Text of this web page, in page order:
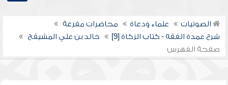
الصوتيات علماء ودعاة
محاضرات مفرغة
شرح عمدة الفقه - كتاب الزكاة [9]
خالد بن علي المشيقح
صفحة الفهرس